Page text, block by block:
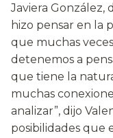
Javiera González,
hizo pensar en la
que muchas
detenemos a
que tiene la
muchas
analizar”, dijo
posibilidades que